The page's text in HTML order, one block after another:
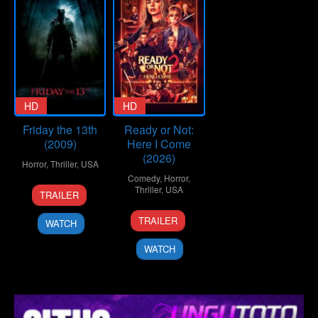
HD
Friday the 13th
(2009)
Horror, Thriller, USA
11
Feb
2009
Marcus
Nispel
TRAILER
WATCH
HD
Ready or Not:
Here I Come
(2026)
Comedy, Horror,
Thriller, USA
19
Mar
2026
Matt
Bettinelli-
Olpin
TRAILER
WATCH